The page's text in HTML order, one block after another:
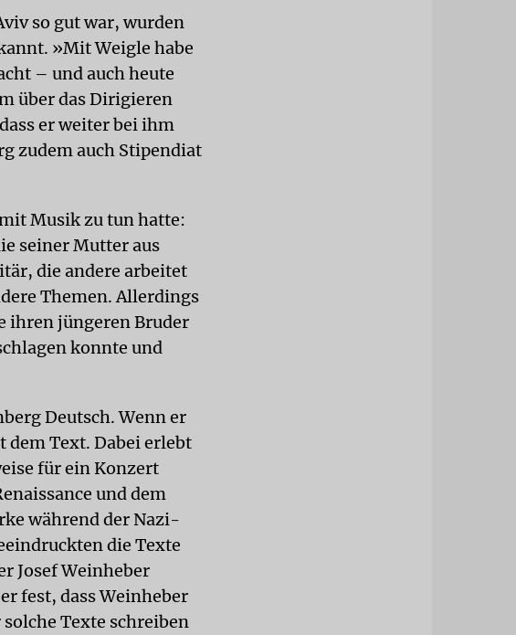
so gut war, wurden
»Mit Weigle habe
– und auch heute
über das Dirigieren
er weiter bei ihm
zudem auch Stipendiat
Musik zu tun hatte:
seiner Mutter aus
die andere arbeitet
Themen. Allerdings
ihren jüngeren Bruder
konnte und
Deutsch. Wenn er
Text. Dabei erlebt
für ein Konzert
und dem
während der Nazi-
die Texte
Josef Weinheber
fest, dass Weinheber
Texte schreiben